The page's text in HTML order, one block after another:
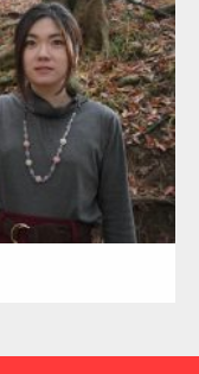
マッチョ) 大胸筋 腹筋
ONE MORNING」
よ」に取材されまし